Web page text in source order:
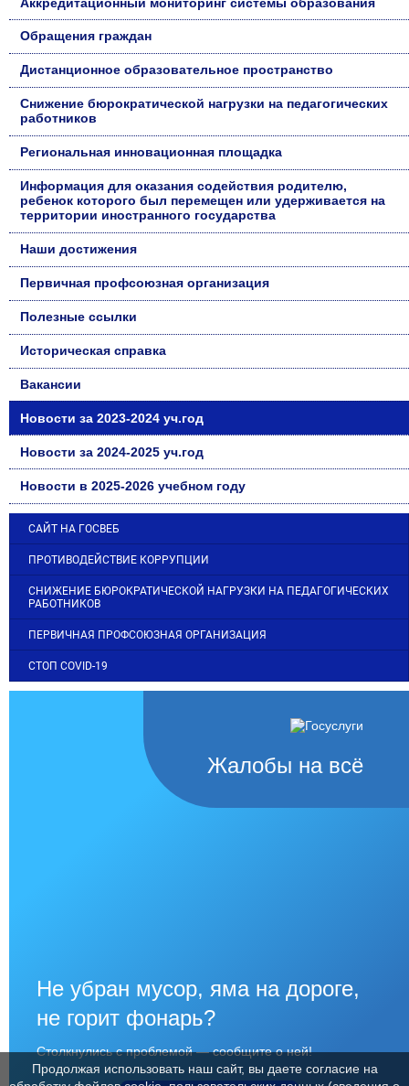
Обращения граждан
Дистанционное образовательное пространство
Снижение бюрократической нагрузки на педагогических
работников
Региональная инновационная площадка
Информация для оказания содействия родителю,
ребенок которого был перемещен или удерживается на
территории иностранного государства
Наши достижения
Первичная профсоюзная организация
Полезные ссылки
Историческая справка
Вакансии
Новости за 2023-2024 уч.год
Новости за 2024-2025 уч.год
Новости в 2025-2026 учебном году
САЙТ НА ГОСВЕБ
ПРОТИВОДЕЙСТВИЕ КОРРУПЦИИ
СНИЖЕНИЕ БЮРОКРАТИЧЕСКОЙ НАГРУЗКИ НА ПЕДАГОГИЧЕСКИХ
РАБОТНИКОВ
ПЕРВИЧНАЯ ПРОФСОЮЗНАЯ ОРГАНИЗАЦИЯ
СТОП COVID-19
Жалобы на всё
Не убран мусор, яма на дороге,
не горит фонарь?
Столкнулись с проблемой — сообщите о ней!
Продолжая использовать наш сайт, вы даете согласие на